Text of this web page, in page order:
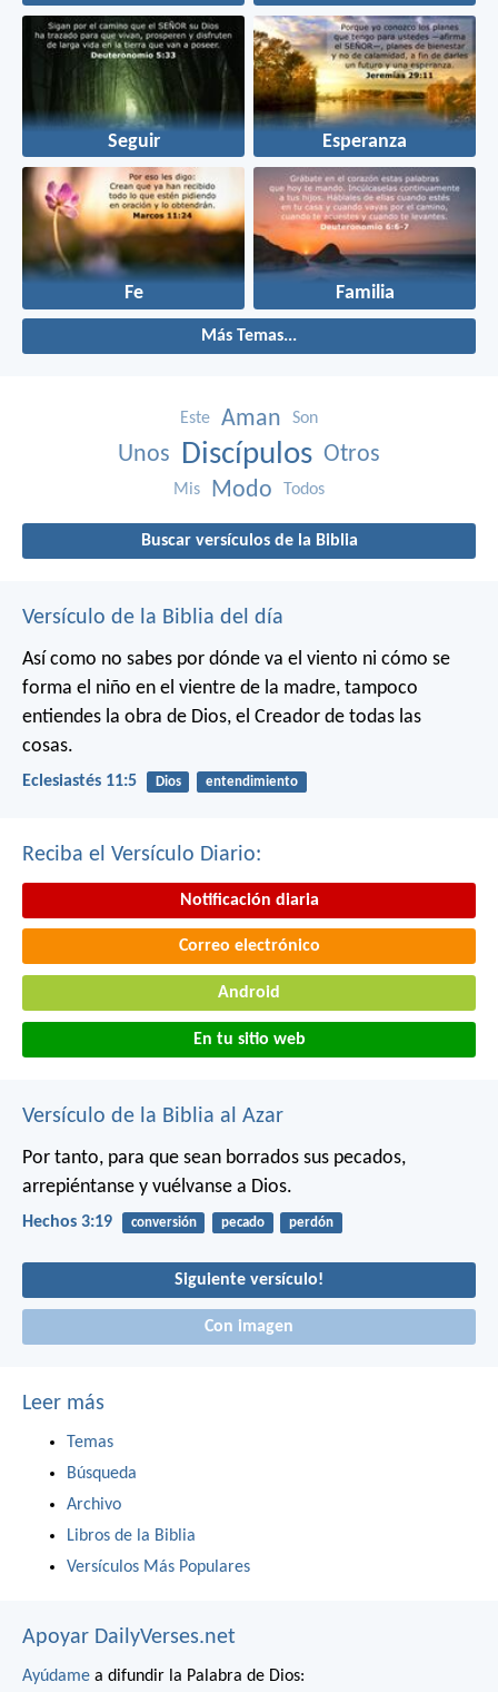
Seguir Esperanza
Fe Familia
Más Temas...
Este Aman Son
Unos Discípulos Otros
Mis Modo Todos
Buscar versículos de la Biblia
Versículo de la Biblia del día
Así como no sabes por dónde va el viento ni cómo se
forma el niño en el vientre de la madre, tampoco
entiendes la obra de Dios, el Creador de todas las
cosas.
Eclesiastés 11:5 Dios entendimiento
Reciba el Versículo Diario:
Notificación diaria
Correo electrónico
Android
En tu sitio web
Versículo de la Biblia al Azar
Por tanto, para que sean borrados sus pecados,
arrepiéntanse y vuélvanse a Dios.
Hechos 3:19 conversión pecado perdón
Siguiente versículo!
Con imagen
Leer más
Temas
Búsqueda
Archivo
Libros de la Biblia
Versículos Más Populares
Apoyar DailyVerses.net
Ayúdame a difundir la Palabra de Dios: